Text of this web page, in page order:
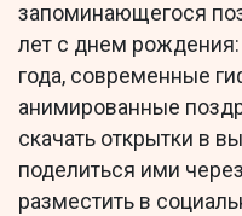
запоминающегося
лет с днем
года, современные
анимированные
скачать открытки в
поделиться ими
разместить в